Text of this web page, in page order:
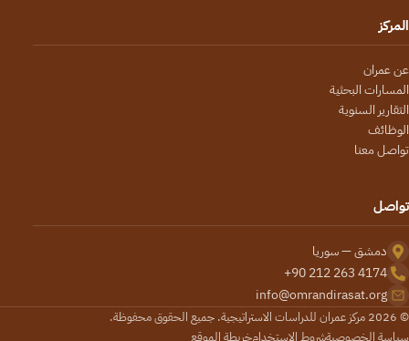
المركز
عن عمران
المسارات البحثية
التقارير السنوية
الوظائف
تواصل معنا
تواصل
دمشق — سوريا
+90 212 263 4174
info@omrandirasat.org
© 2026 مركز عمران للدراسات الاستراتيجية. جميع الحقوق محفوظة.
سياسة الخصوصيةشروط الاستخدامخريطة الموقع